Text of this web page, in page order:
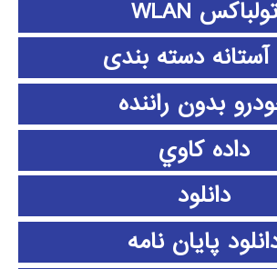
تولباکس WLAN
دسته بندی
بدون راننده
داده كاوي
دانلود
پايان نامه